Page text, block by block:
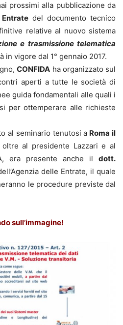
prossimi alla pubblicazione da
del documento tecnico
relative al nuovo sistema
e trasmissione telematica
in vigore dal 1° gennaio 2017.
CONFIDA ha organizzato sul
aperti a tutte le società di
guida fondamentali alle quali i
per ottemperare alle richieste
al seminario tenutosi a Roma il
oltre al presidente Lazzari e al
era presente anche il dott.
delle Entrate, il quale
le procedure previste dal
sull’immagine!